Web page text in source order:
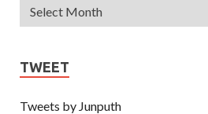
TWEET
Tweets by Junputh